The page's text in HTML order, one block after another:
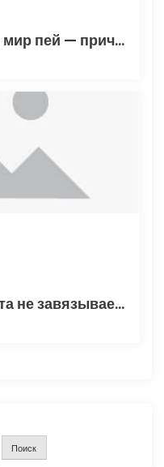
МИР не добавляется в мир пей — причины и решения
Почему цветная капуста не завязывает в открытом грунте — основные факторы и способы решения проблемы
Поиск